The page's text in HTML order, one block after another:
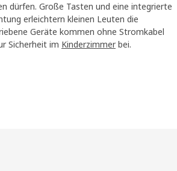
dürfen. Große Tasten und eine integrierte
erleichtern kleinen Leuten die
Geräte kommen ohne Stromkabel
Sicherheit im Kinderzimmer bei.